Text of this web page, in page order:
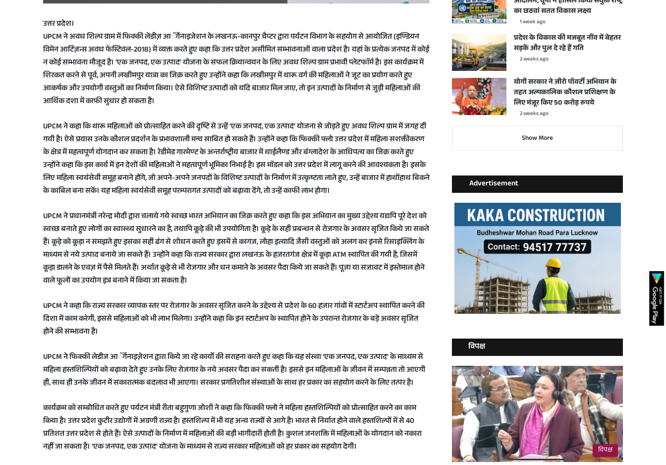
उत्तर प्रदेश।
UPCM ने अवध शिल्प ग्राम में फिक्की लेडीज़ आॅर्गेनाइजेशन के लखनऊ-कानपुर चैप्टर द्वारा पर्यटन विभाग के सहयोग से आयोजित (इण्डियन
विमेन आर्टिज़न्स अवध फेस्टिवल-2018) में व्यक्त करते हुए कहा कि उत्तर प्रदेश असीमित सम्भावनाओं वाला प्रदेश है। यहां के प्रत्येक जनपद में कोई
न कोई सम्भावना मौजूद है। ‘एक जनपद, एक उत्पाद’ योजना के सफल क्रियान्वयन के लिए अवध शिल्प ग्राम प्रभावी प्लेटफाॅर्म है। इस कार्यक्रम में
शिरकत करने से पूर्व, अपनी लखीमपुर यात्रा का जिक्र करते हुए उन्होंने कहा कि लखीमपुर में थारू वर्ग की महिलाओं ने जूट का प्रयोग करते हुए
आकर्षक और उपयोगी वस्तुओं का निर्माण किया। ऐसे विशिष्ट उत्पादों को यदि बाजार मिल जाए, तो इन उत्पादों के निर्माण से जुड़ी महिलाओं की
आर्थिक दशा में काफी सुधार हो सकता है।
UPCM ने कहा कि थारू महिलाओं को प्रोत्साहित करने की दृष्टि से उन्हें ‘एक जनपद, एक उत्पाद’ योजना से जोड़ते हुए अवध शिल्प ग्राम में जगह दी
गयी है। ऐसे प्रयास उनके कौशल प्रदर्शन के प्रभावशाली मन्च साबित हो सकते हैं। उन्होंने कहा कि फिक्की फ्लो उत्तर प्रदेश में महिला सशक्तीकरण
के क्षेत्र में महत्वपूर्ण योगदान कर सकता है। रेडीमेड गारमेण्ट के अन्तर्राष्ट्रीय बाजार में थाईलैण्ड और बंग्लादेश के आधिपत्य का जिक्र करते हुए
उन्होंने कहा कि इस कार्य में इन देशों की महिलाओं ने महत्वपूर्ण भूमिका निभाई है। इस माॅडल को उत्तर प्रदेश में लागू करने की आवश्यकता है। इसके
लिए महिला स्वयंसेवी समूह बनाने होंगे, जो अपने-अपने जनपदों के विशिष्ट उत्पादों के निर्माण में उत्कृष्टता लाते हुए, उन्हें बाजार में हाथोंहाथ बिकने
के काबिल बना सकें। यह महिला स्वयंसेवी समूह परम्परागत उत्पादों को बढ़ावा देंगे, तो उन्हें काफी लाभ होगा।
UPCM ने प्रधानमंत्री नरेन्द्र मोदी द्वारा चलाये गये स्वच्छ भारत अभियान का जिक्र करते हुए कहा कि इस अभियान का मुख्य उद्देश्य यद्यपि पूरे देश को
स्वच्छ बनाते हुए लोगों का स्वास्थ्य सुधारने का है, तथापि कूड़े की भी उपयोगिता है। कूड़े के सही प्रबन्धन से रोजगार के अवसर सृजित किये जा सकते
हैं। कूड़े को कूड़ा न समझते हुए इसका सही ढंग से शोधन करते हुए इसमें से कागज, लोहा इत्यादि जैसी वस्तुओं को अलग कर इनसे रिसाइक्लिंग के
माध्यम से नये उत्पाद बनाये जा सकते हैं। उन्होंने कहा कि राज्य सरकार द्वारा लखनऊ के हजरतगंज क्षेत्र में कूड़ा ATM स्थापित की गयी है, जिसमें
कूड़ा डालने के एवज़ में पैसे मिलते हैं। अर्थात कूड़े से भी रोजगार और धन कमाने के अवसर पैदा किये जा सकते हैं। पूजा या सजावट में इस्तेमाल होने
वाले फूलों का उपयोग इत्र बनाने में किया जा सकता है।
UPCM ने कहा कि राज्य सरकार व्यापक स्तर पर रोजगार के अवसर सृजित करने के उद्देश्य से प्रदेश के 60 हजार गांवों में स्टार्टअप स्थापित करने की
दिशा में काम करेगी, इससे महिलाओं को भी लाभ मिलेगा। उन्होंने कहा कि इन स्टार्टअप के स्थापित होने के उपरान्त रोजगार के बड़े अवसर सृजित
होने की सम्भावना है।
UPCM ने फिक्की लेडीज आॅर्गेनाइज़ेशन द्वारा किये जा रहे कार्याें की सराहना करते हुए कहा कि यह संस्था ‘एक जनपद, एक उत्पाद’ के माध्यम से
महिला हस्तशिल्पियों को बढ़ावा देते हुए उनके लिए रोजगार के नये अवसर पैदा कर सकती है। इससे इन महिलाओं के जीवन में सम्पन्नता तो आएगी
ही, साथ ही उनके जीवन में सकारात्मक बदलाव भी आएगा। सरकार प्रगतिशील संस्थाओं के साथ हर प्रकार का सहयोग करने के लिए तत्पर है।
कार्यक्रम को सम्बोधित करते हुए पर्यटन मंत्री रीता बहुगुणा जोशी ने कहा कि फिक्की फ्लो ने महिला हस्तशिल्पियों को प्रोत्साहित करने का काम
किया है। उत्तर प्रदेश कुटीर उद्योगों में अग्रणी राज्य है। हस्तशिल्प में भी यह अन्य राज्यों से आगे है। भारत से निर्यात होने वाले हस्तशिल्पों में से 40
प्रतिशत उत्तर प्रदेश से होते हैं। ऐसे उत्पादों के निर्माण में महिलाओं की बड़ी भागीदारी होती है। कुशल जनशक्ति में महिलाओं के योगदान को नकारा
नहीं जा सकता है। ‘एक जनपद, एक उत्पाद’ योजना के माध्यम से राज्य सरकार महिलाओं को हर प्रकार का सहयोग देगी।
का छठवां सतत विकास लक्ष्य
1 week ago
प्रदेश के विकास की मजबूत नींव में बेहतर
सड़कें और पुल दे रहे हैं गति
2 weeks ago
योगी सरकार ने जीरो पॉवर्टी अभियान के
तहत अल्पकालिक कौशल प्रशिक्षण के
लिए मंजूर किए 50 करोड़ रुपये
2 weeks ago
Show More
Advertisement
विपक्ष
विपक्ष